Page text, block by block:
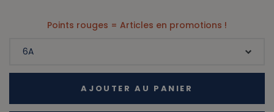
Points rouges = Articles en promotions !
AJOUTER AU PANIER